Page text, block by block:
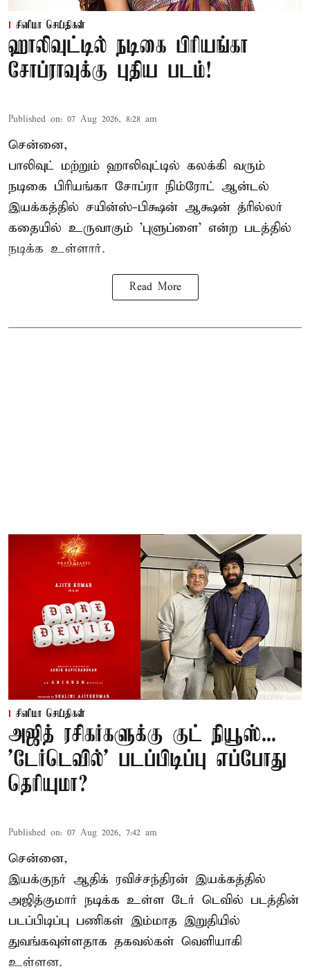
சினிமா செய்திகள்
ஹாலிவுட்டில் நடிகை பிரியங்கா
சோப்ராவுக்கு புதிய படம்!
Published on: 07 Aug 2026, 8:28 am
சென்னை,
பாலிவுட் மற்றும் ஹாலிவுட்டில் கலக்கி வரும்
நடிகை பிரியங்கா சோப்ரா நிம்ரோட் ஆன்டல்
இயக்கத்தில் சயின்ஸ்-பிக்ஷன் ஆக்ஷன் த்ரில்லர்
கதையில் உருவாகும் 'புளுப்ளை' என்ற படத்தில்
நடிக்க உள்ளார்.
Read More
சினிமா செய்திகள்
அஜித் ரசிகர்களுக்கு குட் நியூஸ்...
'டேர்டெவில்' படப்பிடிப்பு எப்போது
தெரியுமா?
Published on: 07 Aug 2026, 7:42 am
சென்னை,
இயக்குநர் ஆதிக் ரவிச்சந்திரன் இயக்கத்தில்
அஜித்குமார் நடிக்க உள்ள டேர் டெவில் படத்தின்
படப்பிடிப்பு பணிகள் இம்மாத இறுதியில்
துவங்கவுள்ளதாக தகவல்கள் வெளியாகி
உள்ளன.